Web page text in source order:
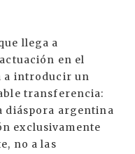
llega a
en el
a introducir un
transferencia:
diáspora argentina
exclusivamente
no a las